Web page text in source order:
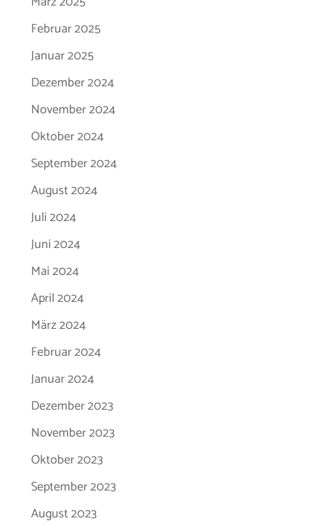
Februar 2025
Januar 2025
Dezember 2024
November 2024
Oktober 2024
September 2024
August 2024
Juli 2024
Juni 2024
Mai 2024
April 2024
März 2024
Februar 2024
Januar 2024
Dezember 2023
November 2023
Oktober 2023
September 2023
August 2023